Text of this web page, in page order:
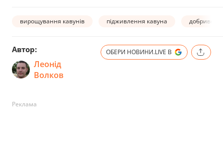
вирощування кавунів підживлення кавуна добриво
Автор:
Леонід
Волков
ОБЕРИ НОВИНИ.LIVE В
Реклама